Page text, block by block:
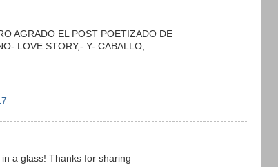
AGRADO EL POST POETIZADO DE
LOVE STORY,- Y- CABALLO, .
a glass! Thanks for sharing